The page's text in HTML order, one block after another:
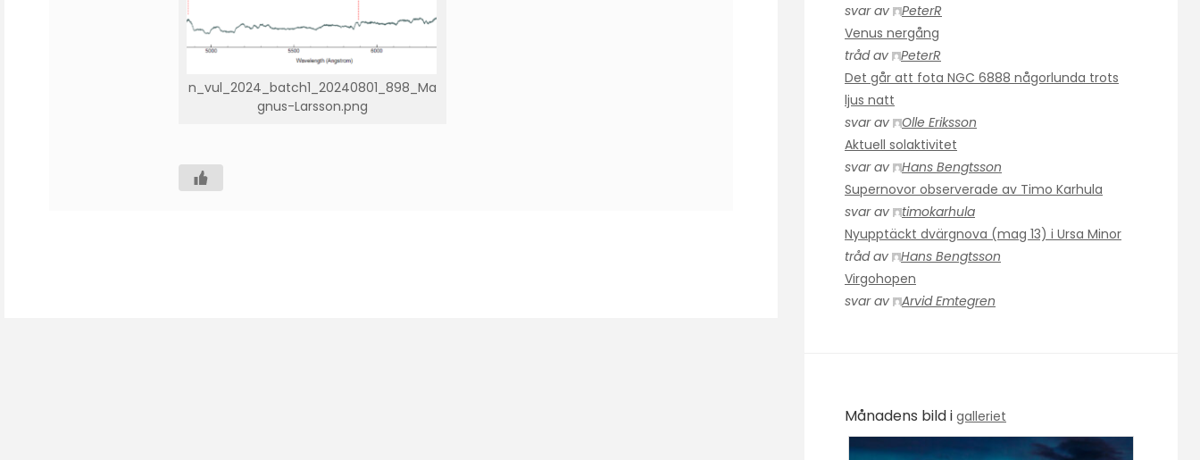
n_vul_2024_batch1_20240801_898_Ma
gnus-Larsson.png
svar av
PeterR
Venus nergång
tråd av
PeterR
Det går att fota NGC 6888 någorlunda trots
ljus natt
svar av
Olle Eriksson
Aktuell solaktivitet
svar av
Hans Bengtsson
Supernovor observerade av Timo Karhula
svar av
timokarhula
Nyupptäckt dvärgnova (mag 13) i Ursa Minor
tråd av
Hans Bengtsson
Virgohopen
svar av
Arvid Emtegren
Månadens bild i galleriet